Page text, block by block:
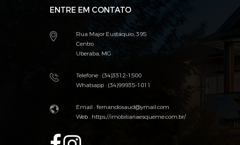
ENTRE EM CONTATO
Rua Major Eustáquio, 395
Centro
Uberaba, MG
Telefone : (34)3312-1500
Whatsapp : (34)99935-1011
Email :fernandosaud@ymail.com
Web : https://imobiliariaesqueme.com.br/